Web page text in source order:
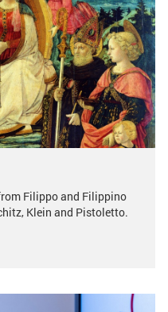
Filippo and Filippino
Klein and Pistoletto.